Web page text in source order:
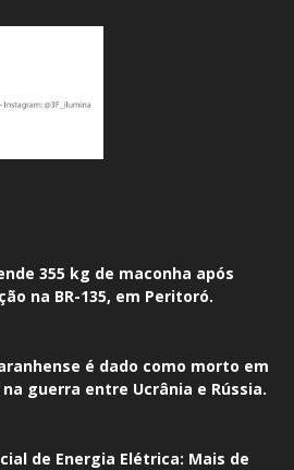
355 kg de maconha após
na BR-135, em Peritoró.
é dado como morto em
guerra entre Ucrânia e Rússia.
de Energia Elétrica: Mais de